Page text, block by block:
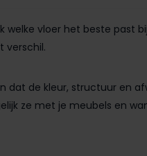
vloer het beste past
verschil.
dat de kleur, structuur en
ze met je meubels en